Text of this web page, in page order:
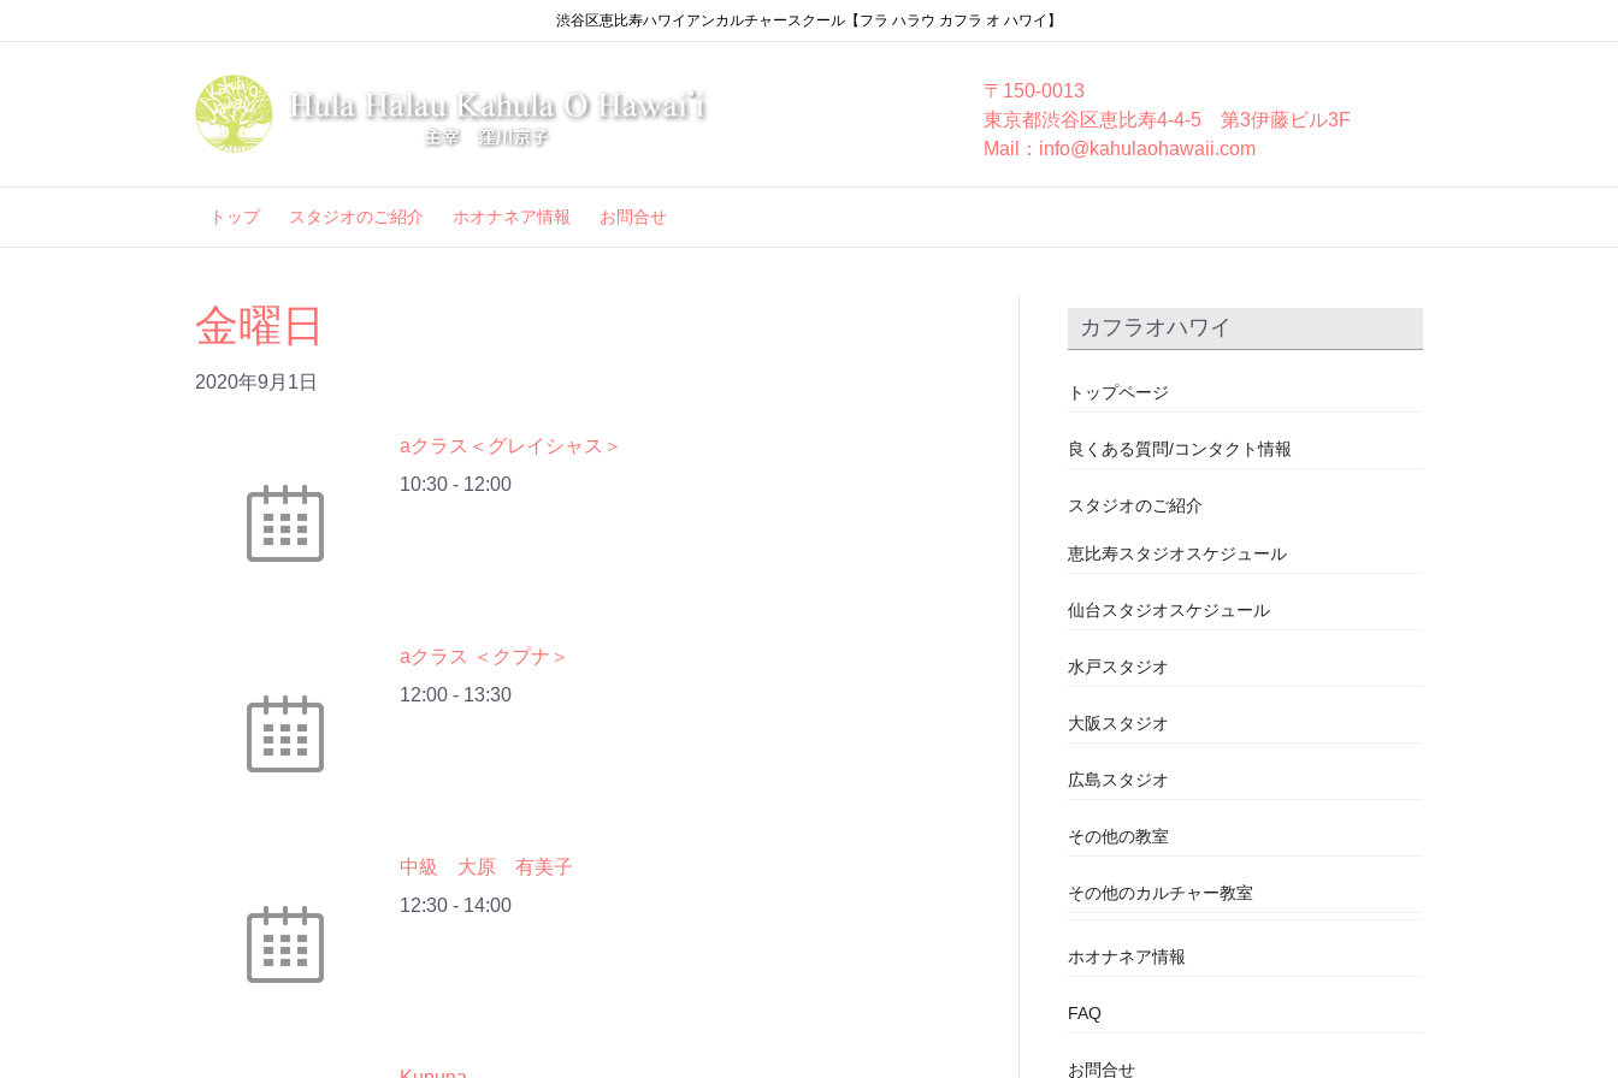
渋谷区恵比寿ハワイアンカルチャースクール【フラ ハラウ カフラ オ ハワイ】
〒150-0013
東京都渋谷区恵比寿4-4-5 第3伊藤ビル3F
Mail：info@kahulaohawaii.com
トップ スタジオのご紹介 ホオナネア情報 お問合せ
金曜日
2020年9月1日
aクラス＜グレイシャス＞
10:30 - 12:00
aクラス ＜クプナ＞
12:00 - 13:30
中級 大原 有美子
12:30 - 14:00
カフラオハワイ
トップページ
良くある質問/コンタクト情報
スタジオのご紹介
恵比寿スタジオスケジュール
仙台スタジオスケジュール
水戸スタジオ
大阪スタジオ
広島スタジオ
その他の教室
その他のカルチャー教室
ホオナネア情報
FAQ
お問合せ